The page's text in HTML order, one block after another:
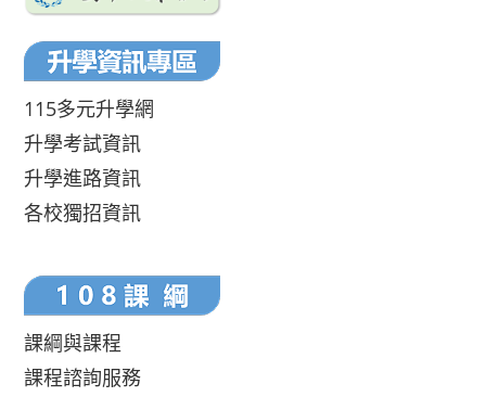
115多元升學網
升學考試資訊
升學進路資訊
各校獨招資訊
課綱與課程
課程諮詢服務